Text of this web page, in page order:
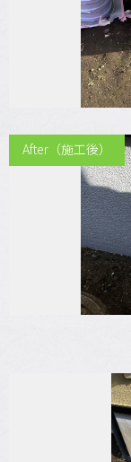
After（施工後）